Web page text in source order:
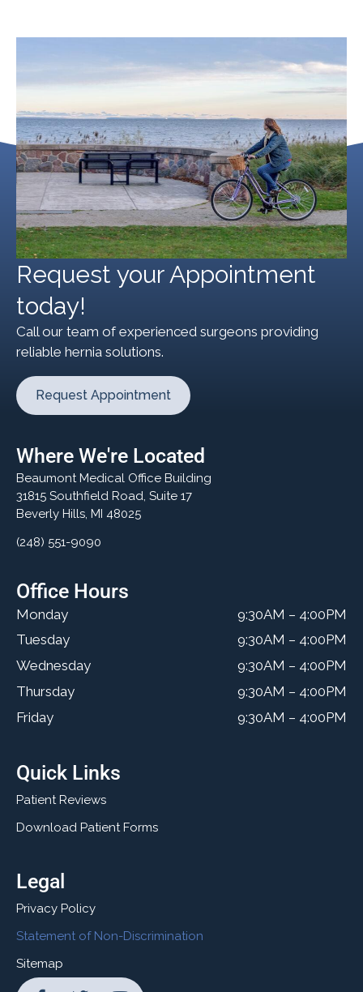
Request your Appointment
today!
Call our team of experienced surgeons providing
reliable hernia solutions.
Request Appointment
Where We're Located
Beaumont Medical Office Building
31815 Southfield Road, Suite 17
Beverly Hills, MI 48025
(248) 551-9090
Office Hours
Monday
9:30AM – 4:00PM
Tuesday
9:30AM – 4:00PM
Wednesday
9:30AM – 4:00PM
Thursday
9:30AM – 4:00PM
Friday
9:30AM – 4:00PM
Quick Links
Patient Reviews
Download Patient Forms
Legal
Privacy Policy
Statement of Non-Discrimination
Sitemap